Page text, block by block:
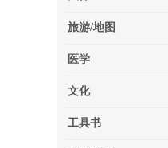
旅游/地图
医学
文化
工具书